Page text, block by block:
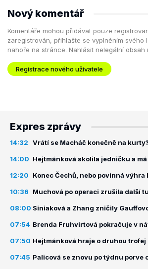
Nový komentář
Komentáře mohou přidávat pouze
zaregistrován, přihlašte se vyplněním svého
nahoře na stránce. Nahlásit nelegální obsah
Registrace nového uživatele
Expres zprávy
14:32 Vrátí se Macháč konečně na kurty?
14:00 Hejtmánková skolila jedničku a
12:20 Konec Čechů, nebo povinná výhra
10:36 Muchová po operaci zrušila další
08:00 Siniaková a Zhang zničily
07:54 Brenda Fruhvirtová pokračuje v
07:50 Hejtmánková hraje o druhou trofej
07:45 Palicová se znovu po týdnu porve